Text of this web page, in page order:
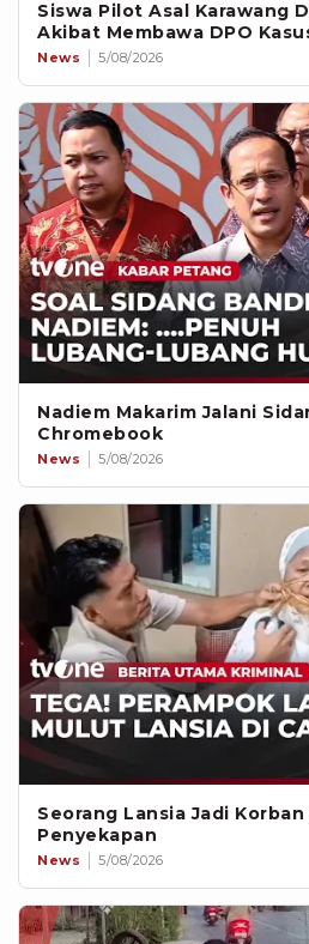
Siswa Pilot Asal Karawang
Akibat Membawa DPO
News 5/08/2026
Nadiem Makarim Jalani
Chromebook
News 5/08/2026
Seorang Lansia Jadi
Penyekapan
News 5/08/2026